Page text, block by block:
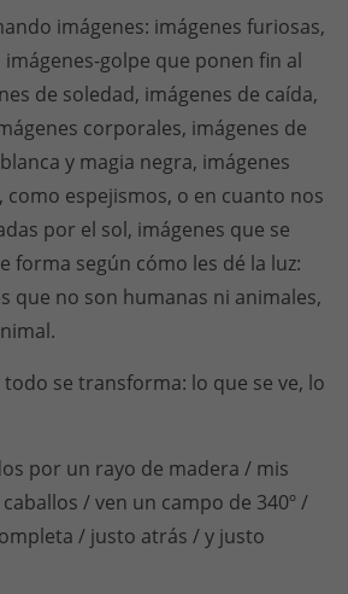
imágenes: imágenes furiosas,
golpe que ponen fin al
de soledad, imágenes de caída,
corporales, imágenes de
y magia negra, imágenes
espejismos, o en cuanto nos
por el sol, imágenes que se
forma según cómo les dé la luz:
que no son humanas ni animales,
se transforma: lo que se ve, lo
por un rayo de madera / mis
/ ven un campo de 340º /
/ justo atrás / y justo